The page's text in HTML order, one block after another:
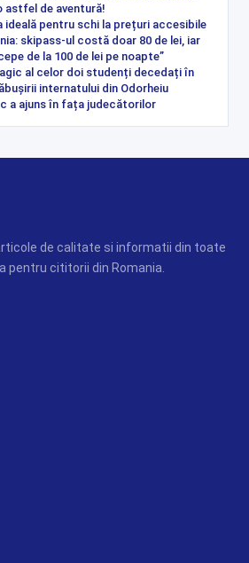
astfel de aventură!
ideală pentru schi la prețuri accesibile
skipass-ul costă doar 80 de lei, iar
de la 100 de lei pe noapte”
al celor doi studenți decedați în
internatului din Odorheiu
a ajuns în fața judecătorilor
de calitate si informatii din toate
pentru cititorii din Romania.